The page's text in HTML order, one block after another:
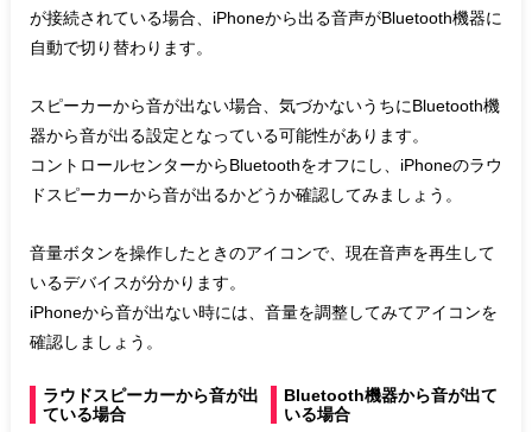
が接続されている場合、iPhoneから出る音声がBluetooth機器に
自動で切り替わります。
スピーカーから音が出ない場合、気づかないうちにBluetooth機
器から音が出る設定となっている可能性があります。
コントロールセンターからBluetoothをオフにし、iPhoneのラウ
ドスピーカーから音が出るかどうか確認してみましょう。
音量ボタンを操作したときのアイコンで、現在音声を再生して
いるデバイスが分かります。
iPhoneから音が出ない時には、音量を調整してみてアイコンを
確認しましょう。
ラウドスピーカーから音が出
ている場合
Bluetooth機器から音が出て
いる場合